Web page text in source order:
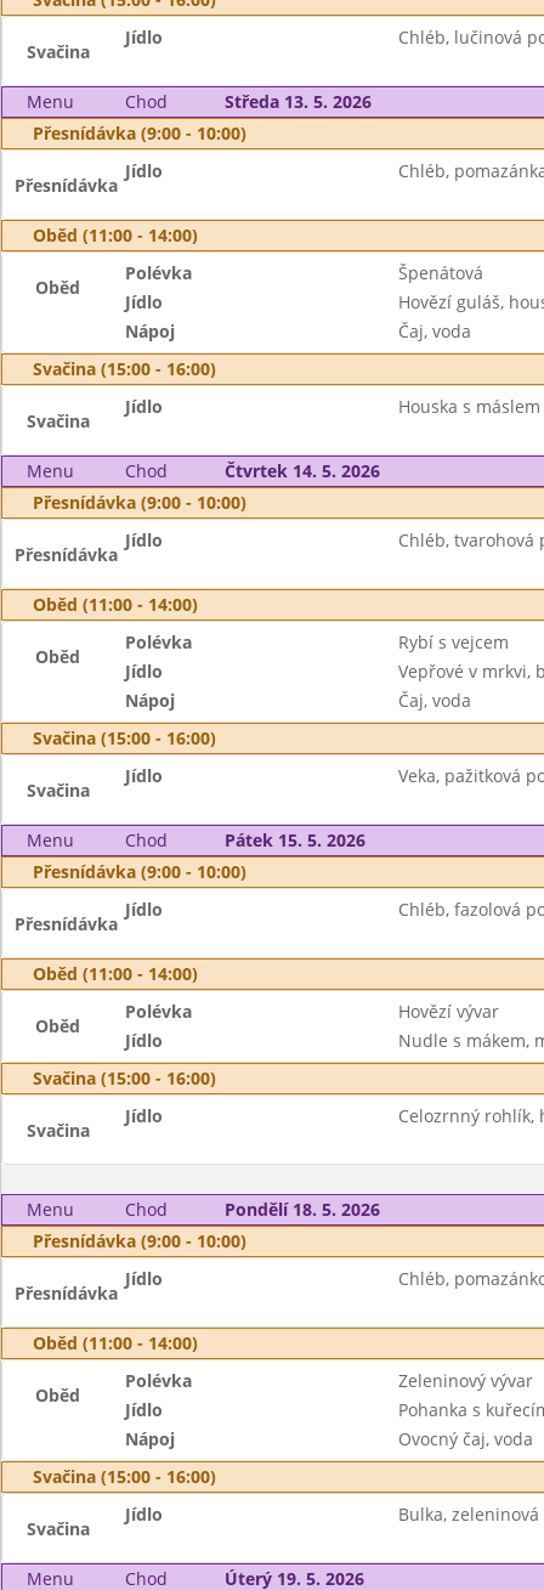
Svačina
Jídlo Chléb, lučinová
Menu Chod
Středa 13. 5. 2026
Přesnídávka (9:00 - 10:00)
Přesnídávka
Jídlo Chléb,
Oběd (11:00 - 14:00)
Oběd
Polévka
Špenátová
Jídlo
Hovězí guláš,
Nápoj
Čaj, voda
Svačina (15:00 - 16:00)
Svačina
Jídlo Houska s
Menu Chod
Čtvrtek 14. 5. 2026
Přesnídávka (9:00 - 10:00)
Přesnídávka
Jídlo Chléb, tvarohová
Oběd (11:00 - 14:00)
Oběd
Polévka
Rybí s vejcem
Jídlo
Vepřové v mrkvi,
Nápoj
Čaj, voda
Svačina (15:00 - 16:00)
Svačina
Jídlo Veka, pažitková
Menu Chod
Pátek 15. 5. 2026
Přesnídávka (9:00 - 10:00)
Přesnídávka
Jídlo Chléb, fazolová
Oběd (11:00 - 14:00)
Oběd
Polévka
Hovězí vývar
Jídlo
Nudle s mákem,
Svačina (15:00 - 16:00)
Svačina
Jídlo Celozrnný rohlík,
Menu Chod
Pondělí 18. 5. 2026
Přesnídávka (9:00 - 10:00)
Přesnídávka
Jídlo Chléb,
Oběd (11:00 - 14:00)
Oběd
Polévka
Zeleninový vývar
Jídlo
Pohanka s
Nápoj
Ovocný čaj, voda
Svačina (15:00 - 16:00)
Svačina
Jídlo Bulka,
Menu Chod Úterý 19. 5. 2026